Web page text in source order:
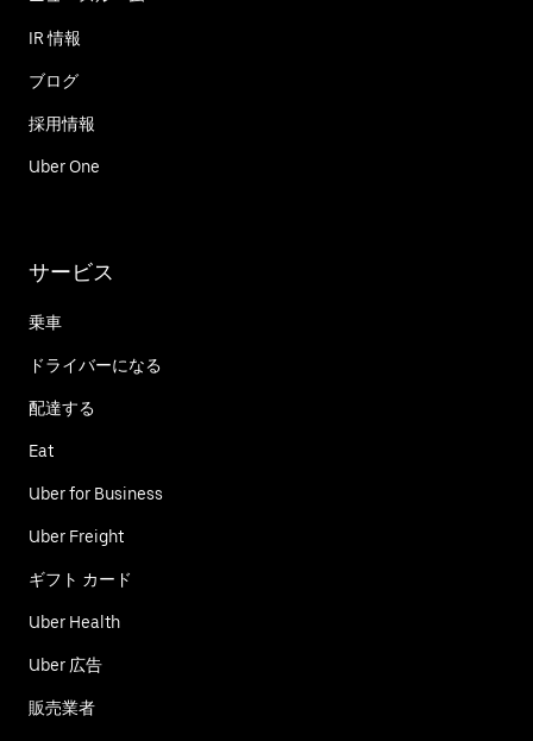
IR 情報
ブログ
採用情報
Uber One
サービス
乗車
ドライバーになる
配達する
Eat
Uber for Business
Uber Freight
ギフト カード
Uber Health
Uber 広告
販売業者